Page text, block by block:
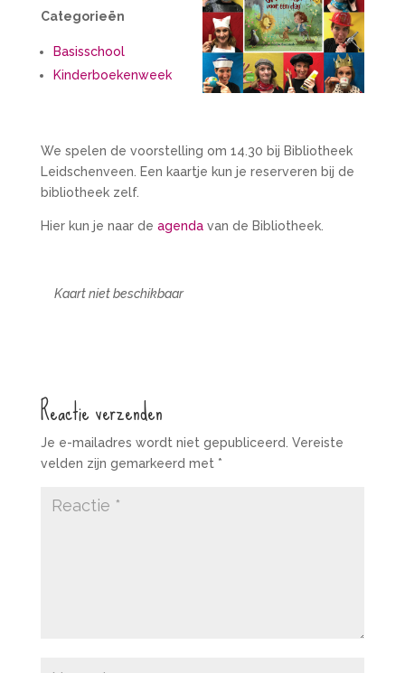
Categorieën
Basisschool
Kinderboekenweek
We spelen de voorstelling om 14.30 bij Bibliotheek
Leidschenveen. Een kaartje kun je reserveren bij de
bibliotheek zelf.
Hier kun je naar de agendavan de Bibliotheek.
Kaart niet beschikbaar
Reactie verzenden
Je e-mailadres wordt niet gepubliceerd. Vereiste
velden zijn gemarkeerd met *